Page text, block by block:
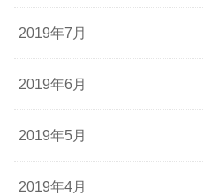
2019年7月
2019年6月
2019年5月
2019年4月